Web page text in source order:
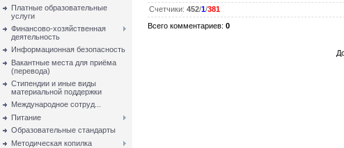
Платные образовательные
услуги
Финансово-хозяйственная
деятельность
Информационная безопасность
Вакантные места для приёма
(перевода)
Стипендии и иные виды
материальной поддержки
Международное сотруд...
Питание
Образовательные стандарты
Методическая копилка
Счетчики: 452/1/381
Всего комментариев: 0